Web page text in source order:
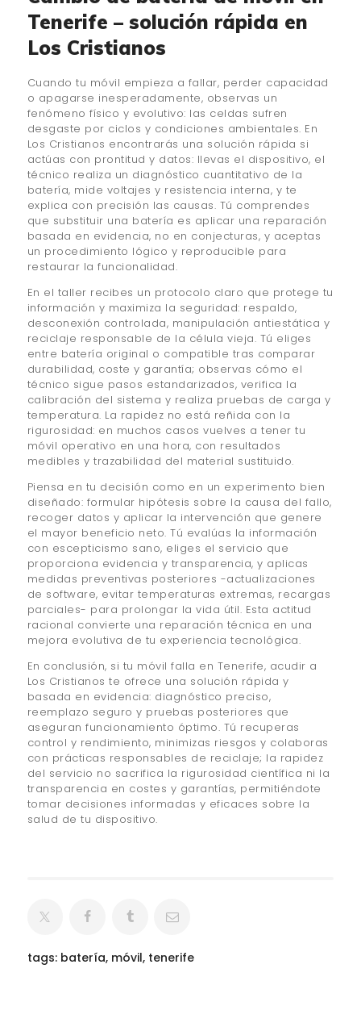
Tenerife – solución rápida en
Los Cristianos
Cuando tu móvil empieza a fallar, perder capacidad
o apagarse inesperadamente, observas un
fenómeno físico y evolutivo: las celdas sufren
desgaste por ciclos y condiciones ambientales. En
Los Cristianos encontrarás una solución rápida si
actúas con prontitud y datos: llevas el dispositivo, el
técnico realiza un diagnóstico cuantitativo de la
batería, mide voltajes y resistencia interna, y te
explica con precisión las causas. Tú comprendes
que substituir una batería es aplicar una reparación
basada en evidencia, no en conjecturas, y aceptas
un procedimiento lógico y reproducible para
restaurar la funcionalidad.
En el taller recibes un protocolo claro que protege tu
información y maximiza la seguridad: respaldo,
desconexión controlada, manipulación antiestática y
reciclaje responsable de la célula vieja. Tú eliges
entre batería original o compatible tras comparar
durabilidad, coste y garantía; observas cómo el
técnico sigue pasos estandarizados, verifica la
calibración del sistema y realiza pruebas de carga y
temperatura. La rapidez no está reñida con la
rigurosidad: en muchos casos vuelves a tener tu
móvil operativo en una hora, con resultados
medibles y trazabilidad del material sustituido.
Piensa en tu decisión como en un experimento bien
diseñado: formular hipótesis sobre la causa del fallo,
recoger datos y aplicar la intervención que genere
el mayor beneficio neto. Tú evalúas la información
con escepticismo sano, eliges el servicio que
proporciona evidencia y transparencia, y aplicas
medidas preventivas posteriores -actualizaciones
de software, evitar temperaturas extremas, recargas
parciales- para prolongar la vida útil. Esta actitud
racional convierte una reparación técnica en una
mejora evolutiva de tu experiencia tecnológica.
En conclusión, si tu móvil falla en Tenerife, acudir a
Los Cristianos te ofrece una solución rápida y
basada en evidencia: diagnóstico preciso,
reemplazo seguro y pruebas posteriores que
aseguran funcionamiento óptimo. Tú recuperas
control y rendimiento, minimizas riesgos y colaboras
con prácticas responsables de reciclaje; la rapidez
del servicio no sacrifica la rigurosidad científica ni la
transparencia en costes y garantías, permitiéndote
tomar decisiones informadas y eficaces sobre la
salud de tu dispositivo.
tags: batería, móvil, tenerife